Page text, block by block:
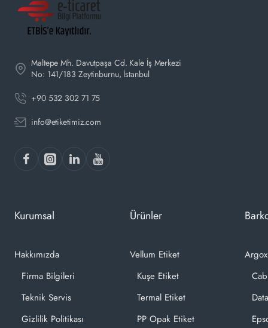
Maltepe Mh. Davutpaşa Cd. Kale İş Merkezi
No: 141/183 Zeytinburnu, İstanbul
+90 532 302 71 75
info@etiketimiz.com
Kurumsal
Hakkımızda
Firma Bilgileri
Teknik Servis
Gizlilik Politikası
Ürünler
Vellum Etiket
Kuşe Etiket
Termal Etiket
PP Opak Etiket